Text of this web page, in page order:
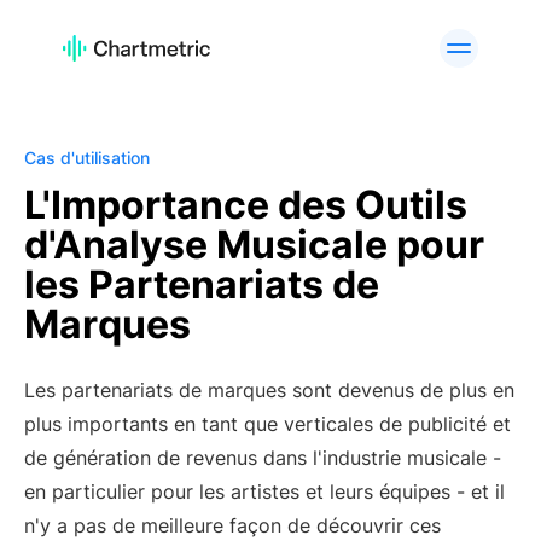
PRODUIT
Analyse des Pistes
Analyses de Curateurs Classements
Outils A&R Analyse de marque
Services personnalisés API Offering
PLATEFORMES
YouTube Instagram
TikTok
CAS D'UTILISATION
Équipes A&R
Professionnels du
Cas d'utilisation
L'Importance des Outils
d'Analyse Musicale pour
les Partenariats de
Marques
Les partenariats de marques sont devenus de plus en
plus importants en tant que verticales de publicité et
de génération de revenus dans l'industrie musicale -
en particulier pour les artistes et leurs équipes - et il
n'y a pas de meilleure façon de découvrir ces